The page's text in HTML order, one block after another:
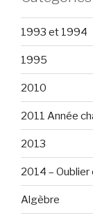
1993 et 1994
1995
2010
2011 Année
2013
2014 –
Algèbre